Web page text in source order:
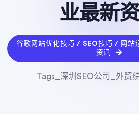
业最新
谷歌网站优化技巧 / SEO技巧 / 网站
资讯
Tags_深圳SEO公司_外贸